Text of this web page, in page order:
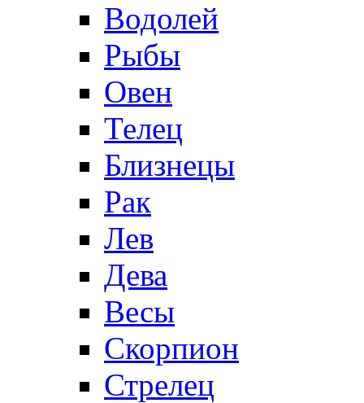
Водолей
Рыбы
Овен
Телец
Близнецы
Рак
Лев
Дева
Весы
Скорпион
Стрелец